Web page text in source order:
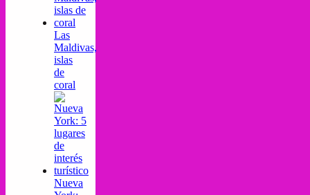
Las
Maldivas,
islas
de
coral
Nueva